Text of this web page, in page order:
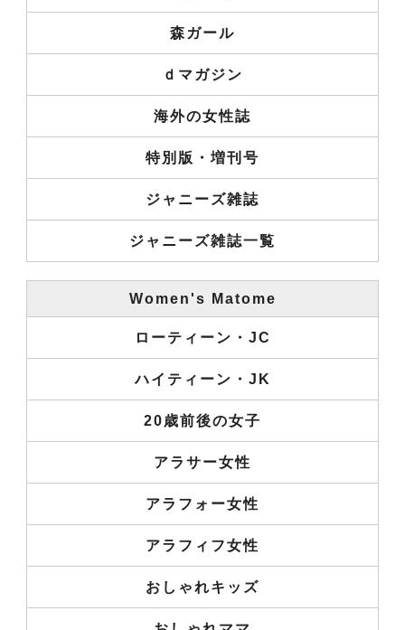
森ガール
ｄマガジン
海外の女性誌
特別版・増刊号
ジャニーズ雑誌
ジャニーズ雑誌一覧
Women's Matome
ローティーン・JC
ハイティーン・JK
20歳前後の女子
アラサー女性
アラフォー女性
アラフィフ女性
おしゃれキッズ